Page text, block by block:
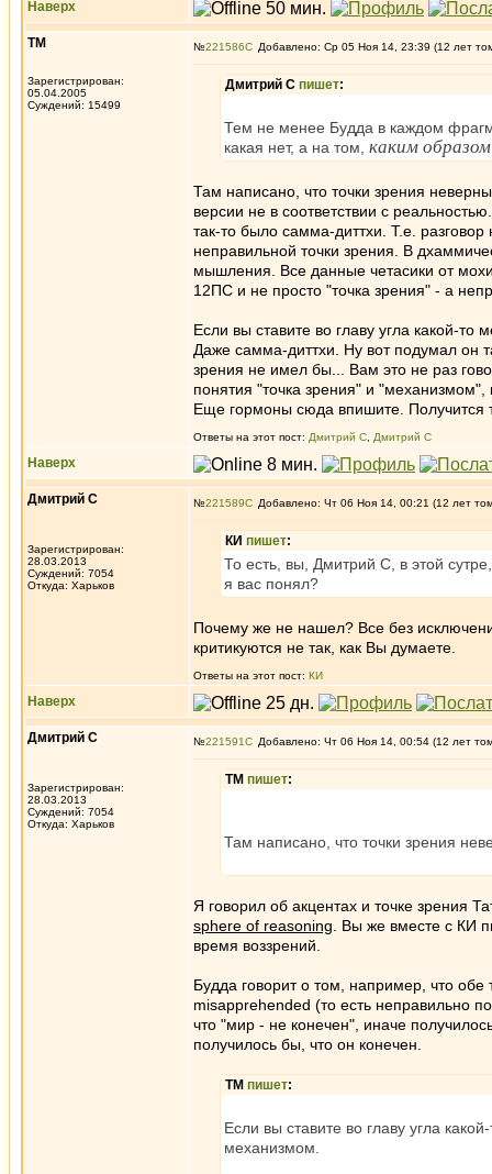
Наверх
ТМ
Зарегистрирован:
05.04.2005
Суждений: 15499
№221586 Добавлено: Ср 05 Ноя 14, 23:39 (12 лет
Дмитрий С пишет:
Тем не менее Будда в каждом
какая нет, а на том, каким
Там написано, что точки зрения
версии не в соответствии с
так-то было самма-диттхи. Т.е.
неправильной точки зрения. В
мышления. Все данные четасики от
12ПС и не просто "точка зрения" - а
Если вы ставите во главу угла какой-
Даже самма-диттхи. Ну вот подумал он
зрения не имел бы... Вам это не раз
понятия "точка зрения" и
Еще гормоны сюда впишите. Получится
Ответы на этот пост: Дмитрий С Дмитрий С
Наверх
Дмитрий С
Зарегистрирован:
28.03.2013
Суждений: 7054
Откуда: Харьков
№221589 Добавлено: Чт 06 Ноя 14, 00:21 (12 лет
КИ пишет:
То есть, вы, Дмитрий С, в этой
я вас понял?
Почему же не нашел? Все без
критикуются не так, как Вы думаете.
Ответы на этот пост: КИ
Наверх
Дмитрий С
Зарегистрирован:
28.03.2013
Суждений: 7054
Откуда: Харьков
№221591 Добавлено: Чт 06 Ноя 14, 00:54 (12 лет
ТМ пишет:
Там написано, что точки зрения
Я говорил об акцентах и точке зрения
sphere of reasoning . Вы же вместе с КИ
время воззрений.
Будда говорит о том, например, что
misapprehended (то есть неправильно
что "мир - не конечен", иначе
получилось бы, что он конечен.
ТМ пишет:
Если вы ставите во главу угла
механизмом.